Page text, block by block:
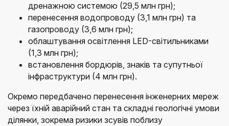
дренажною системою (29,5 млн грн);
перенесення водопроводу (3,1 млн грн) та
газопроводу (3,6 млн грн);
облаштування освітлення LED-світильниками
(1,3 млн грн);
встановлення бордюрів, знаків та супутньої
інфраструктури (4 млн грн).
Окремо передбачено перенесення інженерних мереж
через їхній аварійний стан та складні геологічні умови
ділянки, зокрема ризики зсувів поблизу